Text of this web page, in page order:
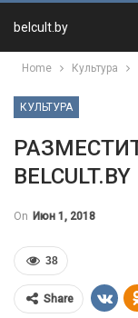
belcult.by
Home Культура
КУЛЬТУРА
BELCULT.BY
On Июн 1, 2018
38
Share